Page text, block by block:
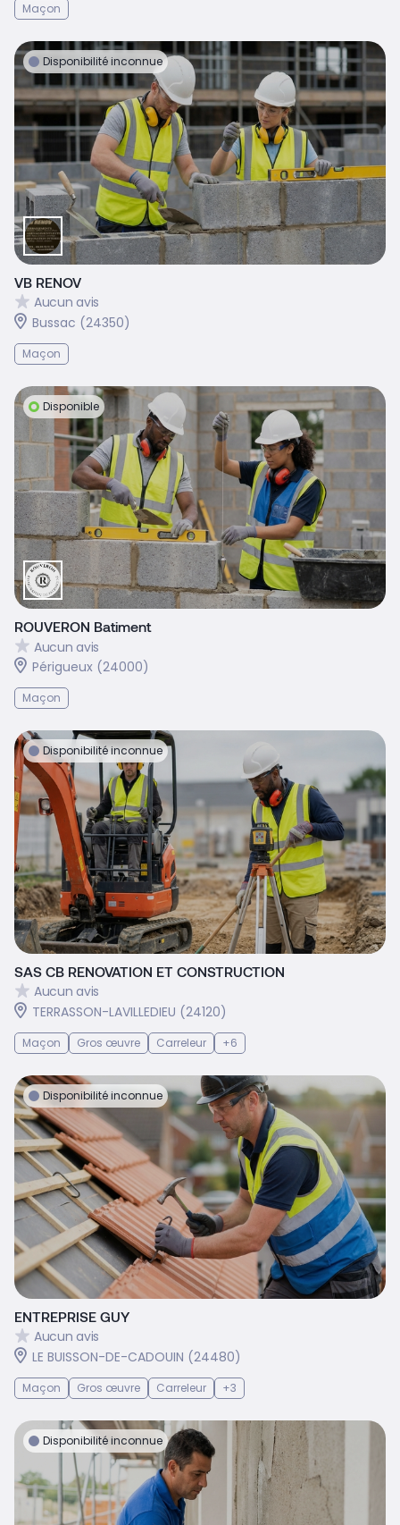
Maçon
Disponibilité inconnue
VB RENOV
Aucun avis
Bussac (24350)
Maçon
Disponible
ROUVERON Batiment
Aucun avis
Périgueux (24000)
Maçon
Disponibilité inconnue
SAS CB RENOVATION ET CONSTRUCTION
Aucun avis
TERRASSON-LAVILLEDIEU (24120)
Maçon Gros œuvre Carreleur +6
Disponibilité inconnue
ENTREPRISE GUY
Aucun avis
LE BUISSON-DE-CADOUIN (24480)
Maçon Gros œuvre Carreleur +3
Disponibilité inconnue